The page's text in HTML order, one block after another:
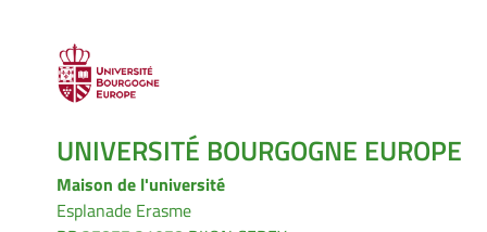
UNIVERSITÉ BOURGOGNE EUROPE
Maison de l'université
Esplanade Erasme